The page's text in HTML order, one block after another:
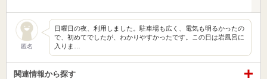
匿名
日曜日の夜、利用しました。駐車場も広く、電気も明るかったの
で、初めてでしたが、わかりやすかったです。この日は岩風呂に
入りま…
関連情報から探す